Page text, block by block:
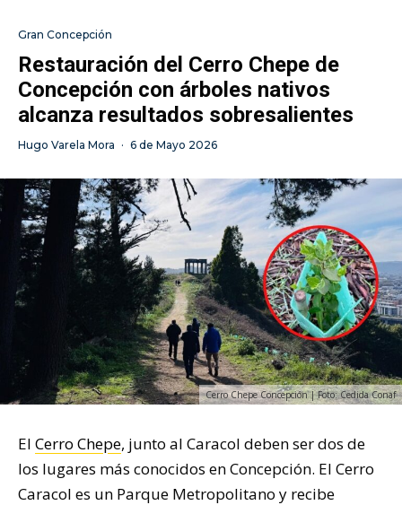
Gran Concepción
Restauración del Cerro Chepe de
Concepción con árboles nativos
alcanza resultados sobresalientes
Hugo Varela Mora · 6 de Mayo 2026
Cerro Chepe Concepción | Foto: Cedida Conaf
El Cerro Chepe, junto al Caracol deben ser dos de
los lugares más conocidos en Concepción. El Cerro
Caracol es un Parque Metropolitano y recibe